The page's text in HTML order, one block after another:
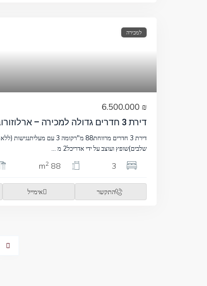
למכירה
₪ 6.500.000
דירת 3 חדרים גדולה למכירה – ארלוזורוב
דירת 3 חדרים מרווחת88 מ"רקומה 3 עם מעליתנגישות (ללא
שלבים)שופץ ועוצב על ידי אדריכל2 מ
3
88 m
2
התקשר אימייל